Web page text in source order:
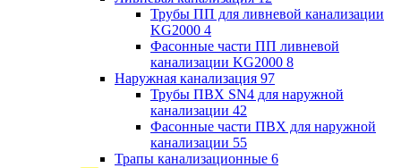
Трубы ПП для ливневой канализации
KG2000 4
Фасонные части ПП ливневой
канализации KG2000 8
Наружная канализация 97
Трубы ПВХ SN4 для наружной
канализации 42
Фасонные части ПВХ для наружной
канализации 55
Трапы канализационные 6